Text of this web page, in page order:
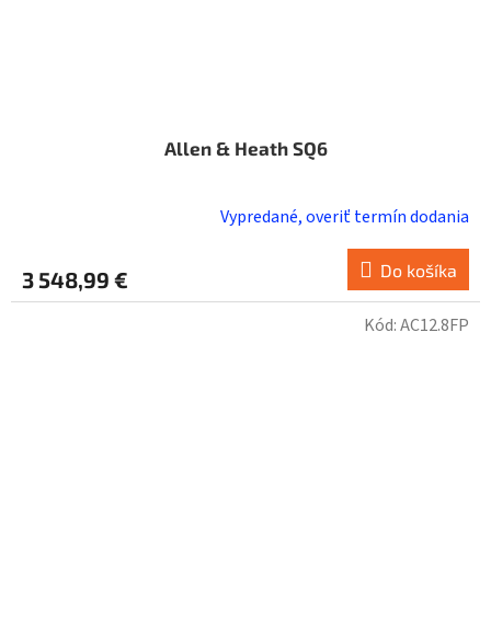
Allen & Heath SQ6
Vypredané, overiť termín dodania
3 548,99 € Do košíka
Kód:AC12.8FP